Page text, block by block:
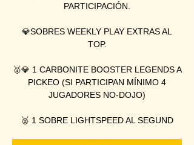
PARTICIPACIÓN.
💎SOBRES WEEKLY PLAY EXTRAS AL
TOP.
🥇💎 1 CARBONITE BOOSTER LEGENDS A
PICKEO (SI PARTICIPAN MÍNIMO 4
JUGADORES NO-DOJO)
🥈 1 SOBRE LIGHTSPEED AL SEGUND